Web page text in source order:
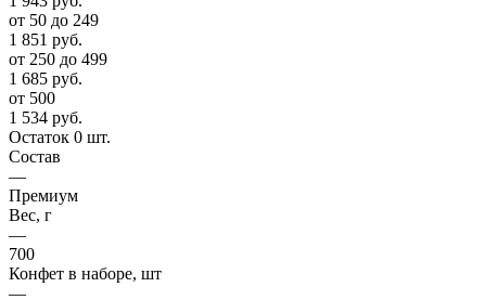
от 50 до 249
1 851 руб.
от 250 до 499
1 685 руб.
от 500
1 534 руб.
Остаток 0 шт.
Состав
—
Премиум
Вес, г
—
700
Конфет в наборе, шт
—